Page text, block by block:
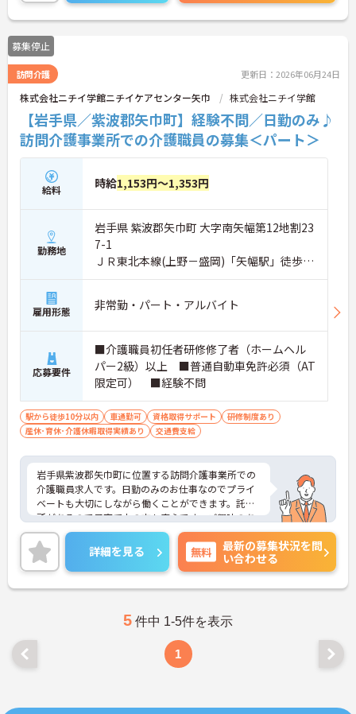
募集停止
訪問介護 更新日：2026年06月24日
株式会社ニチイ学館ニチイケアセンター矢巾 株式会社ニチイ学館
【岩手県／紫波郡矢巾町】経験不問／日勤のみ♪
訪問介護事業所での介護職員の募集＜パート＞
給料 時給1,153円～1,353円
勤務地
岩手県 紫波郡矢巾町 大字南矢幅第12地割23
7-1
ＪＲ東北本線(上野－盛岡)「矢幅駅」徒歩8
分
雇用形態 非常勤・パート・アルバイト
応募要件
■介護職員初任者研修修了者（ホームヘル
パー2級）以上 ■普通自動車免許必須（AT
限定可） ■経験不問
駅から徒歩10分以内 車通勤可 資格取得サポート
研修制度あり
産休･育休･介護休暇取得実績あり
交通費支給
岩手県紫波郡矢巾町に位置する訪問介護事業所での
介護職員求人です。日勤のみのお仕事なのでプライ
ベートも大切にしながら働くことができます。託児
所があるので子育て中の方も安心です。ご興味のあ
る方には、面接対策ポイント等、さらに詳細をお話
ししますのでお気軽にご相談ください！
詳細を見る 無料
最新の募集状況を問
い合わせる
5 件中 1-5件を表示
1